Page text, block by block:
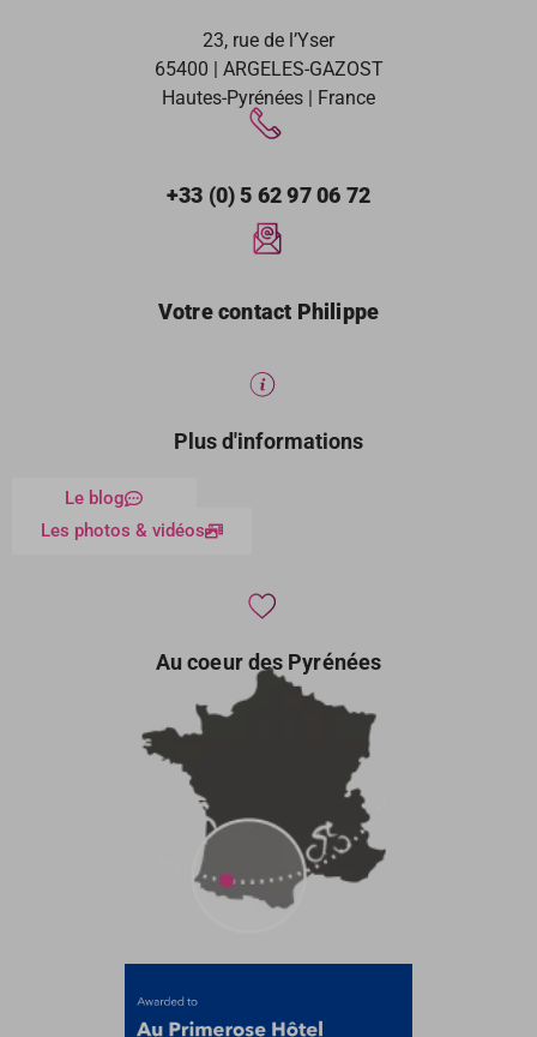
23, rue de l’Yser
65400 | ARGELES-GAZOST
Hautes-Pyrénées | France
+33 (0) 5 62 97 06 72
Votre contact Philippe
Plus d'informations
Le blog
Les photos & vidéos
Au coeur des Pyrénées